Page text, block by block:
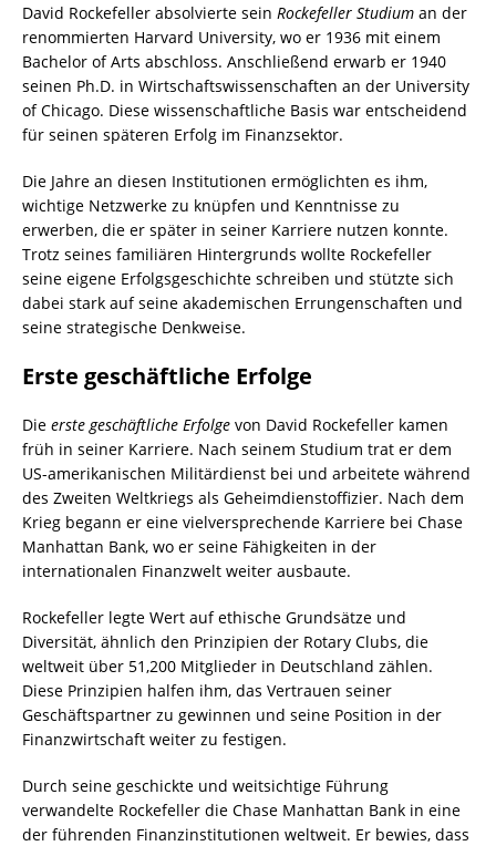
David Rockefeller absolvierte sein Rockefeller Studium an der
renommierten Harvard University, wo er 1936 mit einem
Bachelor of Arts abschloss. Anschließend erwarb er 1940
seinen Ph.D. in Wirtschaftswissenschaften an der University
of Chicago. Diese wissenschaftliche Basis war entscheidend
für seinen späteren Erfolg im Finanzsektor.
Die Jahre an diesen Institutionen ermöglichten es ihm,
wichtige Netzwerke zu knüpfen und Kenntnisse zu
erwerben, die er später in seiner Karriere nutzen konnte.
Trotz seines familiären Hintergrunds wollte Rockefeller
seine eigene Erfolgsgeschichte schreiben und stützte sich
dabei stark auf seine akademischen Errungenschaften und
seine strategische Denkweise.
Erste geschäftliche Erfolge
Die erste geschäftliche Erfolge von David Rockefeller kamen
früh in seiner Karriere. Nach seinem Studium trat er dem
US-amerikanischen Militärdienst bei und arbeitete während
des Zweiten Weltkriegs als Geheimdienstoffizier. Nach dem
Krieg begann er eine vielversprechende Karriere bei Chase
Manhattan Bank, wo er seine Fähigkeiten in der
internationalen Finanzwelt weiter ausbaute.
Rockefeller legte Wert auf ethische Grundsätze und
Diversität, ähnlich den Prinzipien der Rotary Clubs, die
weltweit über 51,200 Mitglieder in Deutschland zählen.
Diese Prinzipien halfen ihm, das Vertrauen seiner
Geschäftspartner zu gewinnen und seine Position in der
Finanzwirtschaft weiter zu festigen.
Durch seine geschickte und weitsichtige Führung
verwandelte Rockefeller die Chase Manhattan Bank in eine
der führenden Finanzinstitutionen weltweit. Er bewies, dass